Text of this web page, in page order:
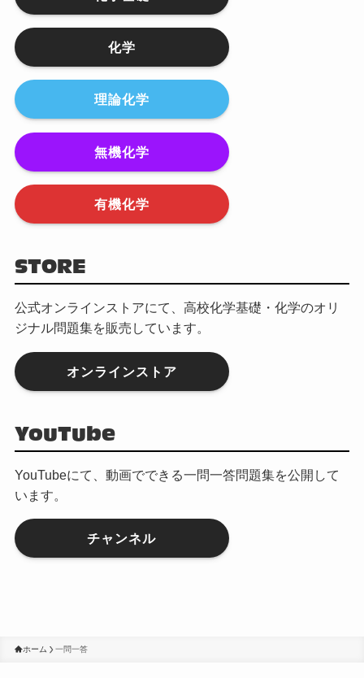
化学
理論化学
無機化学
有機化学
STORE
公式オンラインストアにて、高校化学基礎・化学のオリ
ジナル問題集を販売しています。
オンラインストア
YouTube
YouTubeにて、動画でできる一問一答問題集を公開して
います。
チャンネル
ホーム 一問一答